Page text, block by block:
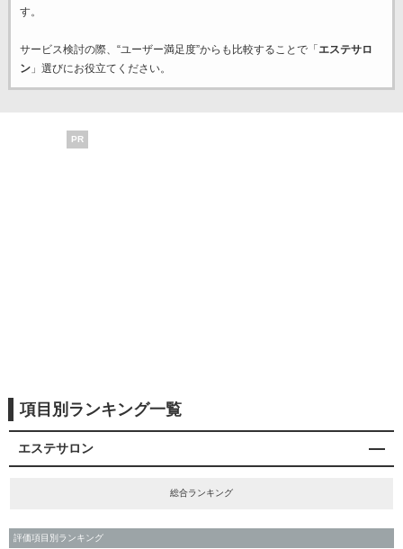
す。
サービス検討の際、“ユーザー満足度”からも比較することで「 エステサロ
ン」選びにお役立てください。
PR
項目別ランキング一覧
エステサロン
総合ランキング
評価項目別ランキング